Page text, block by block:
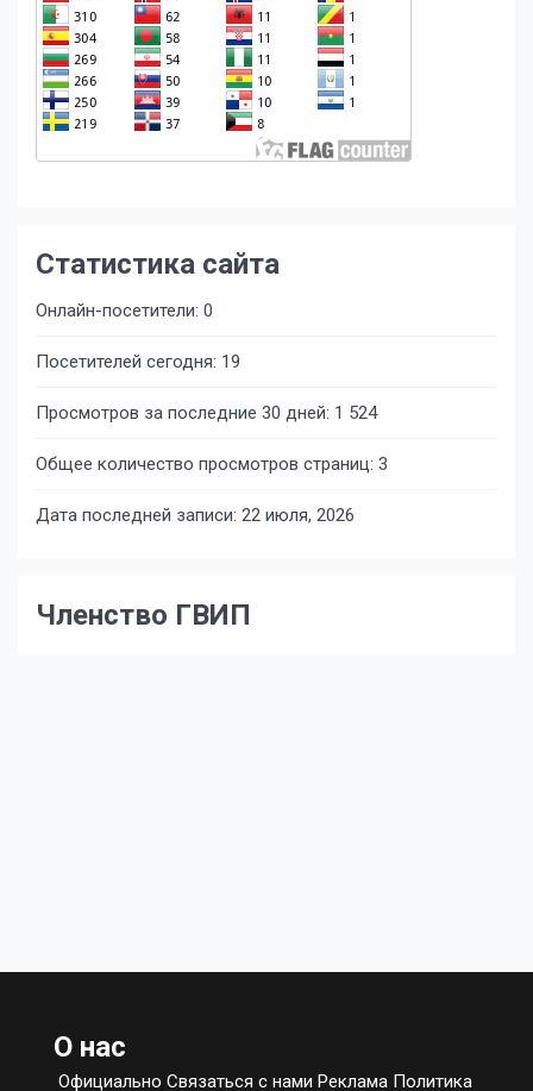
Статистика сайта
Онлайн-посетители: 0
Посетителей сегодня: 19
Просмотров за последние 30 дней: 1 524
Общее количество просмотров страниц: 3
Дата последней записи: 22 июля, 2026
Членство ГВИП
О нас
Официально Связаться с нами Реклама Политика